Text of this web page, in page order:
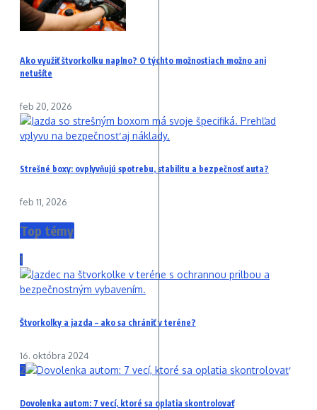
Ako využiť štvorkolku naplno? O týchto možnostiach možno ani
netušíte
feb 20, 2026
Strešné boxy: ovplyvňujú spotrebu, stabilitu a bezpečnosť auta?
feb 11, 2026
Top témy
1
Štvorkolky a jazda – ako sa chrániť v teréne?
16. októbra 2024
2
Dovolenka autom: 7 vecí, ktoré sa oplatia skontrolovať